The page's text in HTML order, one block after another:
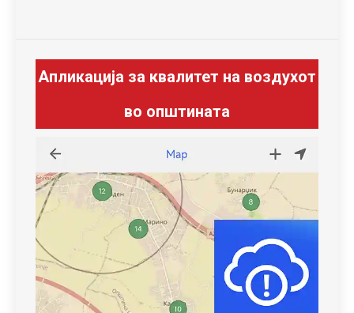
Апликација за квалитет на воздухот
во општината